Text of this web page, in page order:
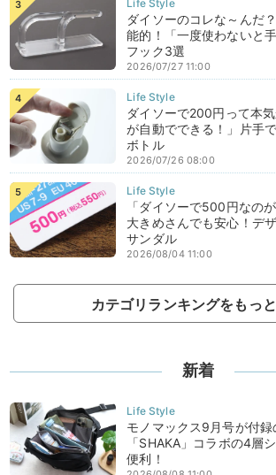
ダイソーのコレな～んだ
能的！「一度使わないと
フック3選
2026/07/27 11:00
ダイソーで200円って本
が自動でできる！」片手
ボトル
2026/07/26 08:00
「ダイソーで500円なの
大きめさんでも安心！デ
サンダル
2026/08/04 11:00
カテゴリランキングをもっ
新着
モノマックス9月号が付録
「SHAKA」コラボの4層
便利！